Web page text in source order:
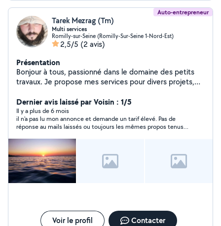
Auto-entrepreneur
Tarek Mezrag (Tm)
Multi services
Romilly-sur-Seine (Romilly-Sur-Seine 1-Nord-Est)
2,5/5 (2 avis)
Présentation
Bonjour à tous, passionné dans le domaine des petits
travaux. Je propose mes services pour divers projets,
dépannage de votre réseau pour une connexion rapide
et fiable. Maçonnerie : Réalisation de petits travaux de
maçonnerie, que ce soit pour des réparations ou des
aménagements. Plomberie : Intervention sur vos
installations sanitaires, que ce soit pour des fuites, des
installations ou des rénovations. Peinture :
Rafraîchissement de vos espaces intérieurs et
extérieurs avec des finitions soignées. Je m'engage à
fournir un travail de qualité, dans le respect des délais
Je suis là pour vous aider à concrétiser vos idées ! Au
plaisir de collaborer avec vous,
Dernier avis laissé par Voisin : 1/5
Il y a plus de 6 mois
il n'a pas lu mon annonce et demande un tarif élevé. Pas de
réponse au mails laissés ou toujours les mêmes propos tenus.
Voir le profil Contacter